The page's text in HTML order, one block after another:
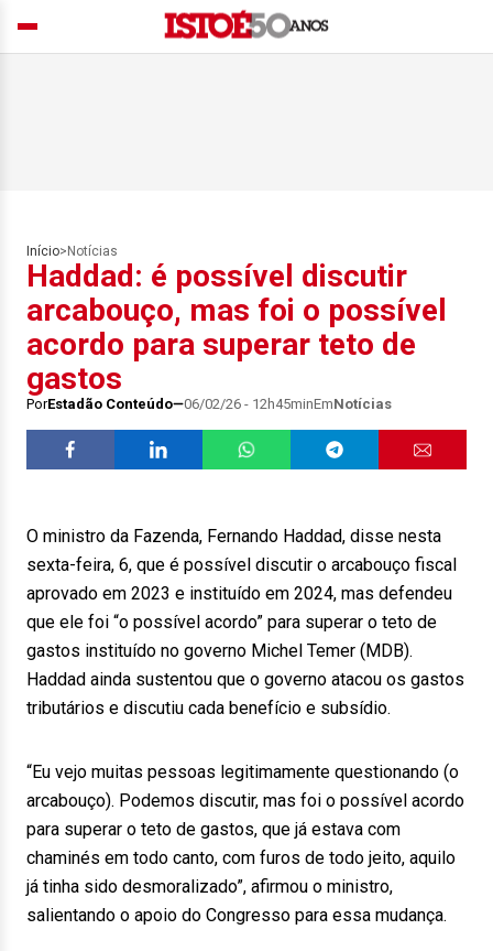
Início> Notícias
Haddad: é possível discutir
arcabouço, mas foi o possível
acordo para superar teto de
gastos
PorEstadão Conteúdo 06/02/26 - 12h45minEmNotícias
O ministro da Fazenda, Fernando Haddad, disse nesta
sexta-feira, 6, que é possível discutir o arcabouço fiscal
aprovado em 2023 e instituído em 2024, mas defendeu
que ele foi “o possível acordo” para superar o teto de
gastos instituído no governo Michel Temer (MDB).
Haddad ainda sustentou que o governo atacou os gastos
tributários e discutiu cada benefício e subsídio.
“Eu vejo muitas pessoas legitimamente questionando (o
arcabouço). Podemos discutir, mas foi o possível acordo
para superar o teto de gastos, que já estava com
chaminés em todo canto, com furos de todo jeito, aquilo
já tinha sido desmoralizado”, afirmou o ministro,
salientando o apoio do Congresso para essa mudança.